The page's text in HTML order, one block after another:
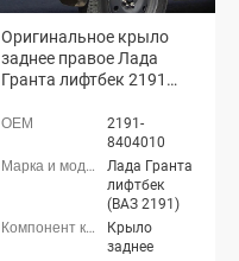
Оригинальное крыло
заднее правое Лада
Гранта лифтбек 2191
(21910840401070)
2191-
8404010
Лада Гранта
лифтбек
(ВАЗ 2191)
Крыло
заднее